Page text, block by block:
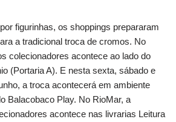
figurinhas, os shoppings prepararam
a tradicional troca de cromos. No
colecionadores acontece ao lado do
(Portaria A). E nesta sexta, sábado e
a troca acontecerá em ambiente
Balacobaco Play. No RioMar, a
acontece nas livrarias Leitura